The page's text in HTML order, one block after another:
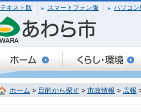
テキスト版 スマートフォン版
パソコン
ホーム > 目的から探す > 市政情報 > 広報